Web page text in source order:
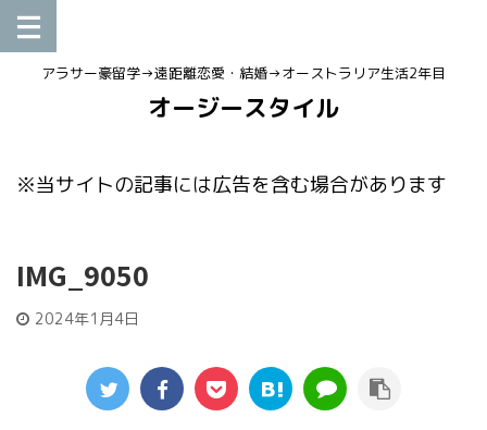
アラサー豪留学→遠距離恋愛・結婚→オーストラリア生活2年目
オージースタイル
※当サイトの記事には広告を含む場合があります
IMG_9050
2024年1月4日